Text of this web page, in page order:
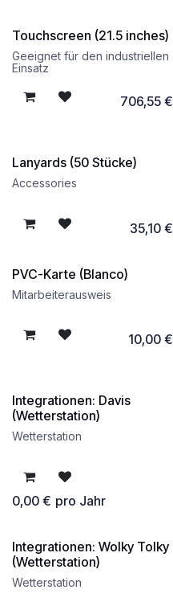
Touchscreen (21.5 inches)
Geeignet für den industriellen
Einsatz
706,55€
Lanyards (50 Stücke)
Accessories
35,10€
PVC-Karte (Blanco)
Mitarbeiterausweis
10,00€
kostenlos
Integrationen: Davis
(Wetterstation)
Wetterstation
0,00 € pro Jahr
kostenlos
Integrationen: Wolky Tolky
(Wetterstation)
Wetterstation